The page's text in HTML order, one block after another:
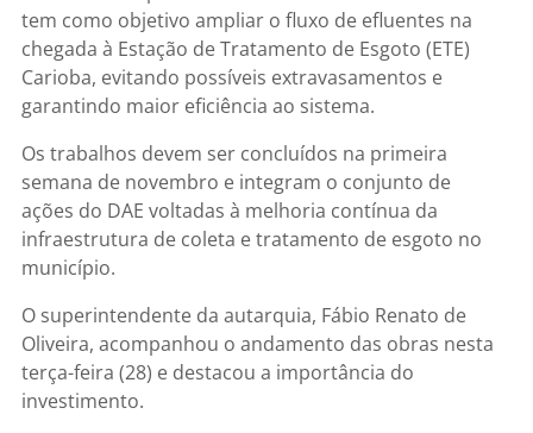
tem como objetivo ampliar o fluxo de efluentes na
chegada à Estação de Tratamento de Esgoto (ETE)
Carioba, evitando possíveis extravasamentos e
garantindo maior eficiência ao sistema.
Os trabalhos devem ser concluídos na primeira
semana de novembro e integram o conjunto de
ações do DAE voltadas à melhoria contínua da
infraestrutura de coleta e tratamento de esgoto no
município.
O superintendente da autarquia, Fábio Renato de
Oliveira, acompanhou o andamento das obras nesta
terça-feira (28) e destacou a importância do
investimento.